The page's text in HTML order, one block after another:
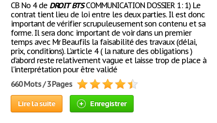
CB No 4 de DROIT BTSCOMMUNICATION DOSSIER 1: 1) Le
contrat tient lieu de loi entre les deux parties. Il est donc
important de vérifier scrupuleusement son contenu et sa
forme. Il sera donc important de voir dans un premier
temps avec Mr Beaufils la faisabilité des travaux (délai,
prix, conditions). L’article 4 ( la nature des obligations )
d’abord reste relativement vague et laisse trop de place à
l’interprétation pour être validé
660 Mots / 3 Pages
Lire la suite Enregistrer